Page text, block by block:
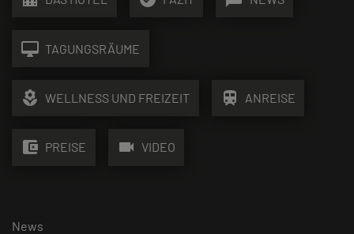
desktop_mac TAGUNGSRÄUME
local_florist WELLNESS UND FREIZEIT train ANREISE
account_balance_wallet PREISE videocam VIDEO
News